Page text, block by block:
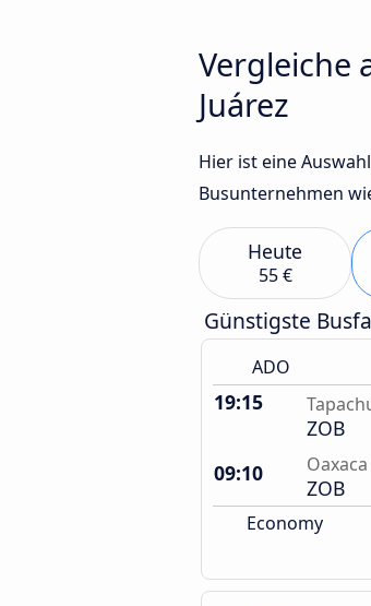
Vergleiche
Juárez
Hier ist eine
Busunternehmen
Heute
55 €
Günstigste
ADO
19:15
ZOB
09:10
ZOB
Economy